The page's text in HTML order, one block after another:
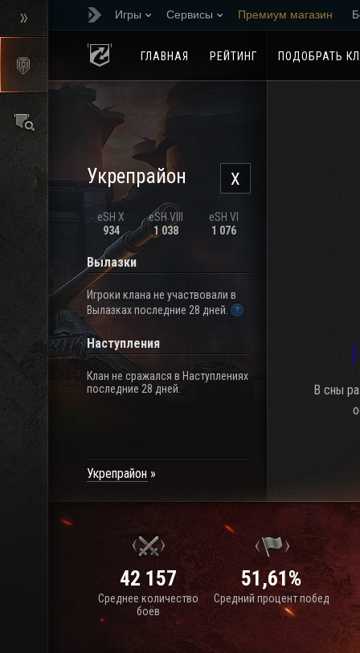
Игры Сервисы Премиум магазин
ГЛАВНАЯ
РЕЙТИНГ ПОДОБРАТЬ
X
Укрепрайон
eSH X
934
eSH VIII
1 038
eSH VI
1 076
Вылазки
Игроки клана не участвовали в
Вылазках последние 28 дней.
Наступления
Клан не сражался в Наступлениях
последние 28 дней.
Укрепрайон
В сны
42 157
Среднее количество
боёв
51,61%
Средний процент побед